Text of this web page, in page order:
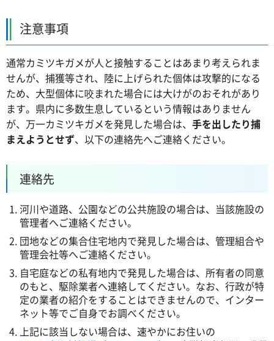
注意事項
通常カミツキガメが人と接触することはあまり考えられま
せんが、捕獲等され、陸に上げられた個体は攻撃的になる
ため、大型個体に咬まれた場合には大けがのおそれがあり
ます。県内に多数生息しているという情報はありません
が、万一カミツキガメを発見した場合は、 手を出したり捕
まえようとせず、以下の連絡先へご連絡ください。
連絡先
河川や道路、公園などの公共施設の場合は、当該施設の
管理者へご連絡ください。
団地などの集合住宅地内で発見した場合は、管理組合や
管理会社等へご連絡ください。
自宅庭などの私有地内で発見した場合は、所有者の同意
のもと、駆除業者へ連絡してください。なお、行政が特
定の業者の紹介をすることはできませんので、インター
ネット等でご自身でお調べください。
上記に該当しない場合は、速やかにお住いの